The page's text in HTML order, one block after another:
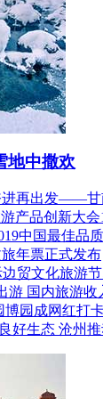
地中撒欢
进再出发——甘
产品创新大
中国最佳品
年票正式发布
贸文化旅游
游 国内旅游收
博园成网红打
好生态 沧州